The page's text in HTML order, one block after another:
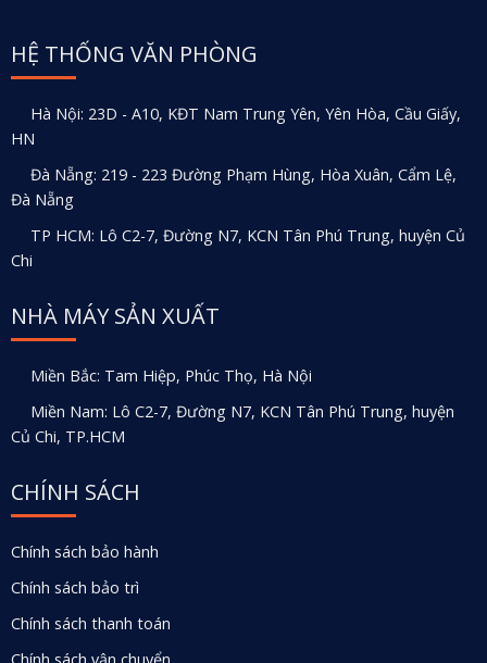
HỆ THỐNG VĂN PHÒNG
Hà Nội: 23D - A10, KĐT Nam Trung Yên, Yên Hòa, Cầu Giấy,
HN
Đà Nẵng: 219 - 223 Đường Phạm Hùng, Hòa Xuân, Cẩm Lệ,
Đà Nẵng
TP HCM: Lô C2-7, Đường N7, KCN Tân Phú Trung, huyện Củ
Chi
NHÀ MÁY SẢN XUẤT
Miền Bắc: Tam Hiệp, Phúc Thọ, Hà Nội
Miền Nam: Lô C2-7, Đường N7, KCN Tân Phú Trung, huyện
Củ Chi, TP.HCM
CHÍNH SÁCH
Chính sách bảo hành
Chính sách bảo trì
Chính sách thanh toán